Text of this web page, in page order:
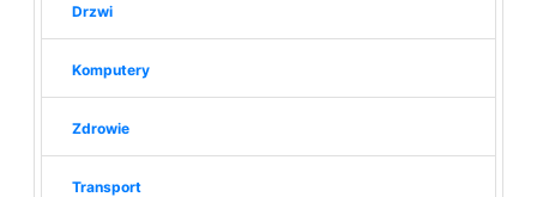
Drzwi
Komputery
Zdrowie
Transport